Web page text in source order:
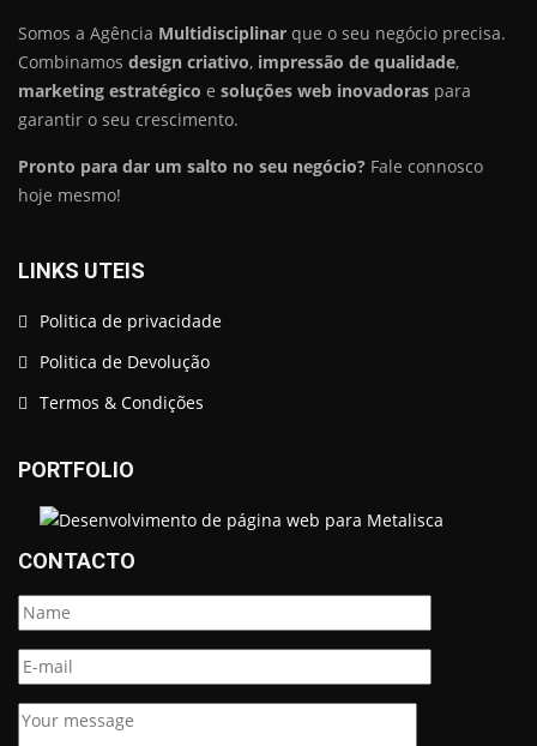
Somos a Agência Multidisciplinar que o seu negócio precisa.
Combinamos design criativo, impressão de qualidade,
marketing estratégico e soluções web inovadoras para
garantir o seu crescimento.
Pronto para dar um salto no seu negócio? Fale connosco
hoje mesmo!
LINKS UTEIS
Politica de privacidade
Politica de Devolução
Termos & Condições
PORTFOLIO
CONTACTO